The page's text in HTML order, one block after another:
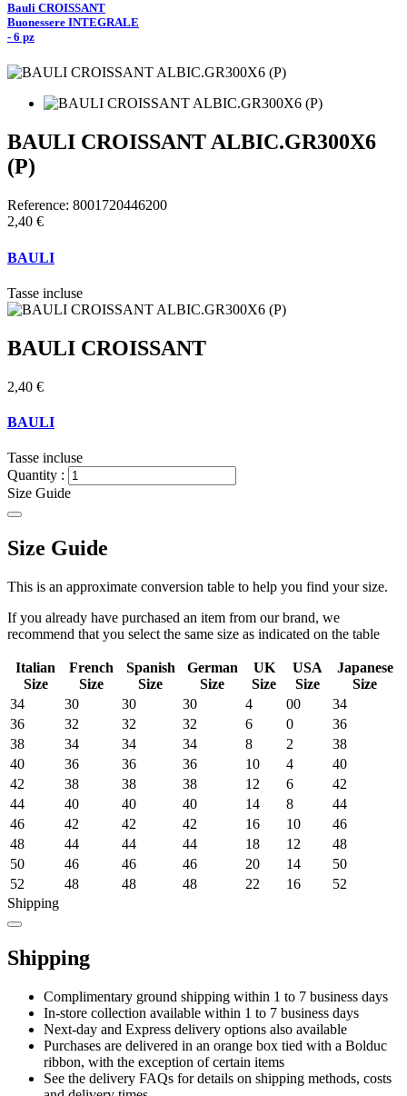
Bauli CROISSANT
Buonessere INTEGRALE
- 6 pz
BAULI CROISSANT ALBIC.GR300X6
(P)
Reference: 8001720446200
2,40 €
BAULI
Tasse incluse
BAULI CROISSANT
2,40 €
BAULI
Tasse incluse
Quantity :
Size Guide
Size Guide
This is an approximate conversion table to help you find your size.
If you already have purchased an item from our brand, we
recommend that you select the same size as indicated on the table
Italian
Size
French
Size
Spanish
Size
German
Size
UK
Size
USA
Size
Japanese
Size
34
30 30 30 4 00
34
36
32 32 32 6 0
36
38
34 34 34 8 2
38
40
36 36 36 10 4
40
42
38 38 38 12 6
42
44
40 40 40 14 8
44
46
42 42 42 16 10
46
48
44 44 44 18 12
48
50
46 46 46 20 14
50
52
48 48 48 22 16
52
Shipping
Shipping
Complimentary ground shipping within 1 to 7 business days
In-store collection available within 1 to 7 business days
Next-day and Express delivery options also available
Purchases are delivered in an orange box tied with a Bolduc
ribbon, with the exception of certain items
See the delivery FAQs for details on shipping methods, costs